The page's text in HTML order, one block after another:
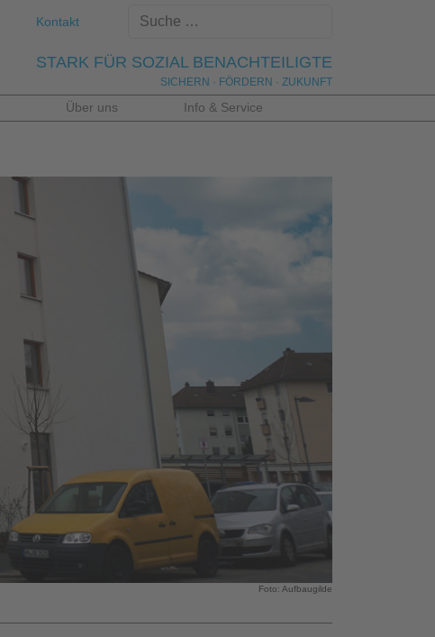
Kontakt
STARK FÜR SOZIAL BENACHTEILIGTE
SICHERN · FÖRDERN · ZUKUNFT
Über uns Info & Service
Foto: Aufbaugilde